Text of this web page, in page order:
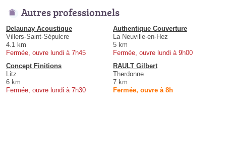
Autres professionnels
Delaunay Acoustique
Villers-Saint-Sépulcre
4.1 km
Fermée, ouvre lundi à 7h45
Authentique Couverture
La Neuville-en-Hez
5 km
Fermée, ouvre lundi à 9h00
Concept Finitions
Litz
6 km
Fermée, ouvre lundi à 7h30
RAULT Gilbert
Therdonne
7 km
Fermée, ouvre à 8h